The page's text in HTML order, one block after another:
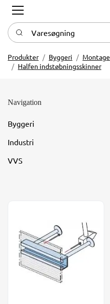
Varesøgning
Produkter Byggeri Montage
Halfen indstøbningsskinner
Navigation
Byggeri
Industri
VVS